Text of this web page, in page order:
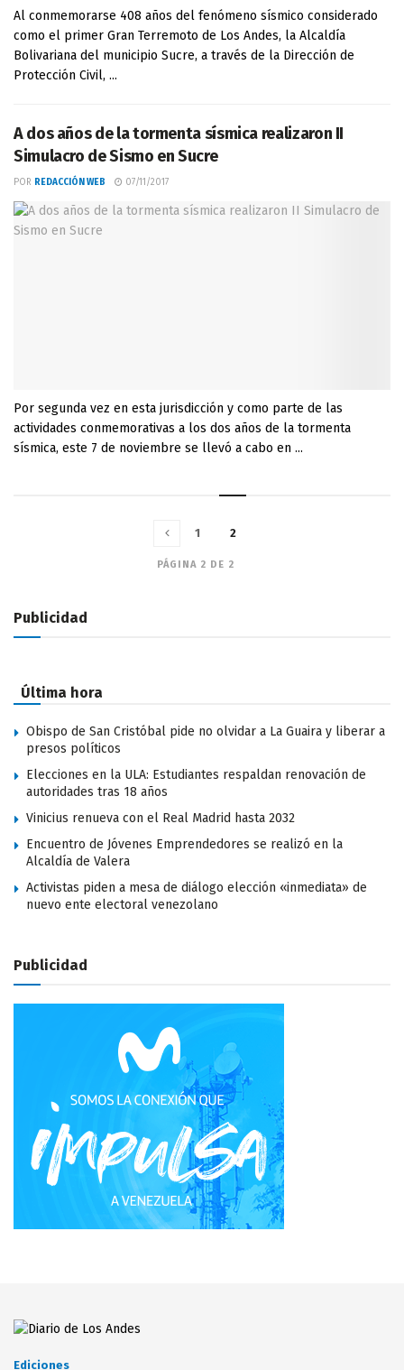
Al conmemorarse 408 años del fenómeno sísmico considerado
como el primer Gran Terremoto de Los Andes, la Alcaldía
Bolivariana del municipio Sucre, a través de la Dirección de
Protección Civil, ...
A dos años de la tormenta sísmica realizaron II
Simulacro de Sismo en Sucre
POR REDACCIÓN WEB 07/11/2017
Por segunda vez en esta jurisdicción y como parte de las
actividades conmemorativas a los dos años de la tormenta
sísmica, este 7 de noviembre se llevó a cabo en ...
PÁGINA 2 DE 2
1 2
Publicidad
Última hora
Obispo de San Cristóbal pide no olvidar a La Guaira y liberar a
presos políticos
Elecciones en la ULA: Estudiantes respaldan renovación de
autoridades tras 18 años
Vinicius renueva con el Real Madrid hasta 2032
Encuentro de Jóvenes Emprendedores se realizó en la
Alcaldía de Valera
Activistas piden a mesa de diálogo elección «inmediata» de
nuevo ente electoral venezolano
Publicidad
Ediciones